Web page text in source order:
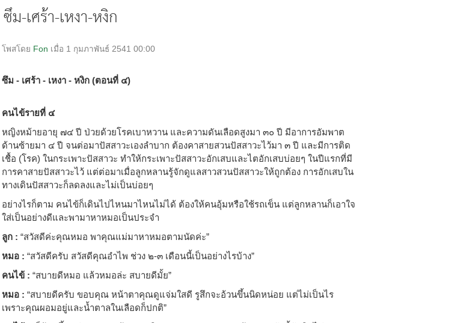
ซึม-เศร้า-เหงา-หงิก
โพสโดย Fon เมื่อ 1 กุมภาพันธ์ 2541 00:00
ซึม - เศร้า - เหงา - หงิก (ตอนที่ ๔)
คนไข้รายที่ ๔
หญิงหม้ายอายุ ๗๔ ปี ป่วยด้วยโรคเบาหวาน และความดันเลือดสูงมา ๓๐ ปี มีอาการอัมพาต
ด้านซ้ายมา ๔ ปี จนต่อมาปัสสาวะเองลำบาก ต้องคาสายสวนปัสสาวะไว้มา ๓ ปี และมีการติด
เชื้อ (โรค) ในกระเพาะปัสสาวะ ทำให้กระเพาะปัสสาวะอักเสบและไตอักเสบบ่อยๆ ในปีแรกที่มี
การคาสายปัสสาวะไว้ แต่ต่อมาเมื่อลูกหลานรู้จักดูแลสาวสวนปัสสาวะให้ถูกต้อง การอักเสบใน
ทางเดินปัสสาวะก็ลดลงและไม่เป็นบ่อยๆ
อย่างไรก็ตาม คนไข้ก็เดินไปไหนมาไหนไม่ได้ ต้องให้คนอุ้มหรือใช้รถเข็น แต่ลูกหลานก็เอาใจ
ใส่เป็นอย่างดีและพามาหาหมอเป็นประจำ
ลูก : “สวัสดีค่ะคุณหมอ พาคุณแม่มาหาหมอตามนัดค่ะ”
หมอ : “สวัสดีครับ สวัสดีคุณอำไพ ช่วง ๒-๓ เดือนนี้เป็นอย่างไรบ้าง”
คนไข้ : “สบายดีหมอ แล้วหมอล่ะ สบายดีมั้ย”
หมอ : “สบายดีครับ ขอบคุณ หน้าตาคุณดูแจ่มใสดี รูสึกจะอ้วนขึ้นนิดหน่อย แต่ไม่เป็นไร
เพราะคุณผอมอยู่และน้ำตาลในเลือดก็ปกติ”